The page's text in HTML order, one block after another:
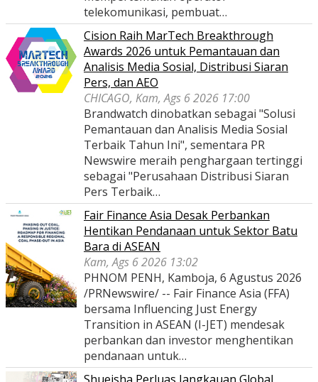
telekomunikasi, pembuat…
Cision Raih MarTech Breakthrough
Awards 2026 untuk Pemantauan dan
Analisis Media Sosial, Distribusi Siaran
Pers, dan AEO
CHICAGO, Kam, Ags 6 2026 17:00
Brandwatch dinobatkan sebagai "Solusi
Pemantauan dan Analisis Media Sosial
Terbaik Tahun Ini", sementara PR
Newswire meraih penghargaan tertinggi
sebagai "Perusahaan Distribusi Siaran
Pers Terbaik…
Fair Finance Asia Desak Perbankan
Hentikan Pendanaan untuk Sektor Batu
Bara di ASEAN
Kam, Ags 6 2026 13:02
PHNOM PENH, Kamboja, 6 Agustus 2026
/PRNewswire/ -- Fair Finance Asia (FFA)
bersama Influencing Just Energy
Transition in ASEAN (I-JET) mendesak
perbankan dan investor menghentikan
pendanaan untuk…